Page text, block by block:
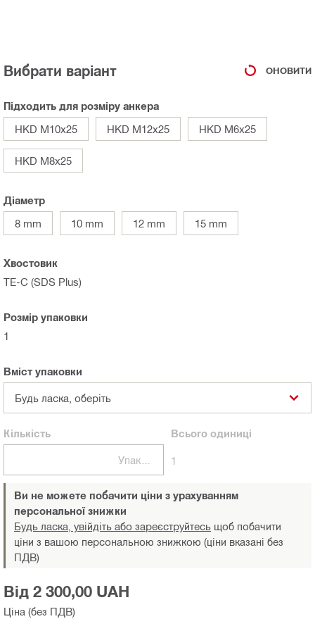
Вибрати варіант ОНОВИТИ
Підходить для розміру анкера
HKD M10x25
HKD M12x25 HKD M6x25
HKD M8x25
Діаметр
8 mm
10 mm 12 mm 15 mm
Хвостовик
TE-C (SDS Plus)
Розмір упаковки
1
Вміст упаковки
Будь ласка, оберіть
Кількість
Упаковки
Всьогоодиниці
1
Ви не можете побачити ціни з урахуванням
персональної знижки
Будь ласка, увійдіть або зареєструйтесь щоб побачити
ціни з вашою персональною знижкою (ціни вказані без
ПДВ)
Ціна (без ПДВ)
Від 2 300,00 UAH